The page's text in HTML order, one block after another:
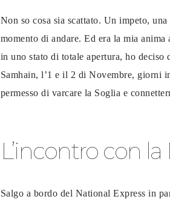
Non so cosa sia scattato. Un impeto,
momento di andare. Ed era la mia
in uno stato di totale apertura, ho deciso
Samhain, l’1 e il 2 di Novembre, giorni
permesso di varcare la Soglia e
L’incontro con
Salgo a bordo del National Express in